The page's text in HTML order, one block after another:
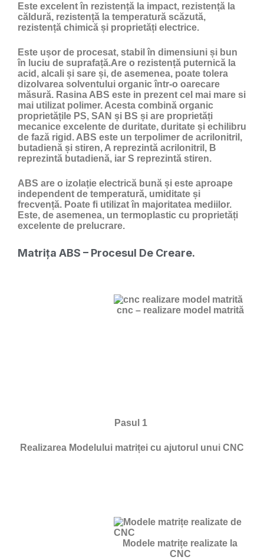
Este excelent în rezistență la impact, rezistență la
căldură, rezistență la temperatură scăzută,
rezistență chimică și proprietăți electrice.
Este ușor de procesat, stabil în dimensiuni și bun
în luciu de suprafață.Are o rezistență puternică la
acid, alcali și sare și, de asemenea, poate tolera
dizolvarea solventului organic într-o oarecare
măsură. Rasina ABS este in prezent cel mai mare si
mai utilizat polimer. Acesta combină organic
proprietățile PS, SAN și BS și are proprietăți
mecanice excelente de duritate, duritate și echilibru
de fază rigid. ABS este un terpolimer de acrilonitril,
butadienă și stiren, A reprezintă acrilonitril, B
reprezintă butadienă, iar S reprezintă stiren.
ABS are o izolație electrică bună și este aproape
independent de temperatură, umiditate și
frecvență. Poate fi utilizat în majoritatea mediilor.
Este, de asemenea, un termoplastic cu proprietăți
excelente de prelucrare.
Matrița ABS – Procesul De Creare.
cnc – realizare model matrită
Pasul 1
Realizarea Modelului matriței cu ajutorul unui CNC
Modele matrițe realizate la
CNC